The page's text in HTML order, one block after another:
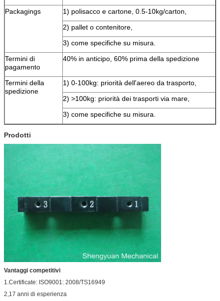
Packagings
1) polisacco e cartone, 0.5-10kg/carton,
2) pallet o contenitore,
3) come specifiche su misura.
Termini di
pagamento
40% in anticipo, 60% prima della spedizione
Termini della
spedizione
1) 0-100kg: priorità dell'aereo da trasporto,
2) >100kg: priorità dei trasporti via mare,
3) come specifiche su misura.
Prodotti
Vantaggi competitivi
1.Certificate: ISO9001: 2008/TS16949
2,17 anni di esperienza